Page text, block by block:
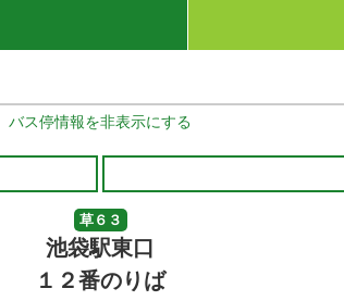
バス停情報を非表示にする
草６３
池袋駅東口
１２番のりば